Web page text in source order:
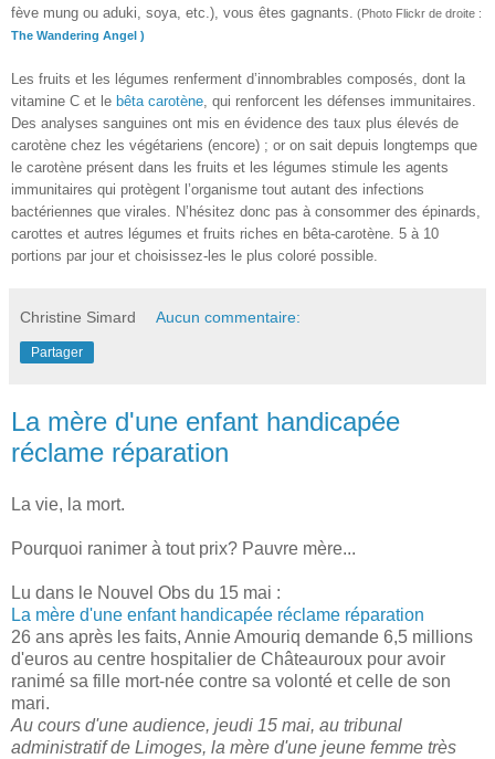
fève mung ou aduki, soya, etc.), vous êtes gagnants.
(Photo Flickr de droite :
The Wandering Angel )
Les fruits et les légumes renferment d’innombrables composés, dont la
vitamine C et le bêta carotène , qui renforcent les défenses immunitaires.
Des analyses sanguines ont mis en évidence des taux plus élevés de
carotène chez les végétariens (encore) ; or on sait depuis longtemps que
le carotène présent dans les fruits et les légumes stimule les agents
immunitaires qui protègent l’organisme tout autant des infections
bactériennes que virales. N’hésitez donc pas à consommer des épinards,
carottes et autres légumes et fruits riches en bêta-carotène. 5 à 10
portions par jour et choisissez-les le plus coloré possible.
Christine Simard Aucun commentaire:
Partager
La mère d'une enfant handicapée
réclame réparation
La vie, la mort.
Pourquoi ranimer à tout prix? Pauvre mère...
Lu dans le Nouvel Obs du 15 mai :
La mère d'une enfant handicapée réclame réparation
26 ans après les faits, Annie Amouriq demande 6,5 millions
d'euros au centre hospitalier de Châteauroux pour avoir
ranimé sa fille mort-née contre sa volonté et celle de son
mari.
Au cours d'une audience, jeudi 15 mai, au tribunal
administratif de Limoges, la mère d'une jeune femme très